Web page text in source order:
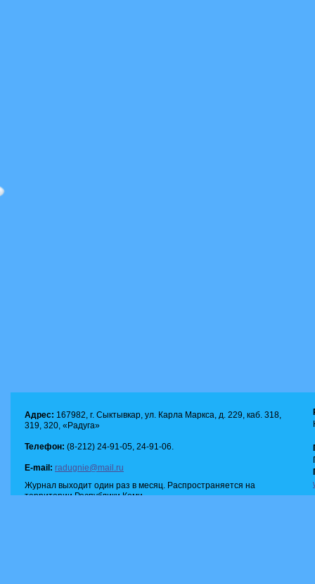
Адрес: 167982, г. Сыктывкар, ул. Карла Маркса, д. 229, каб. 318,
319, 320, «Радуга»
Телефон: (8-212) 24-91-05, 24-91-06.
E-mail: radugnie@mail.ru
Журнал выходит один раз в месяц. Распространяется на
территории Республики Коми.